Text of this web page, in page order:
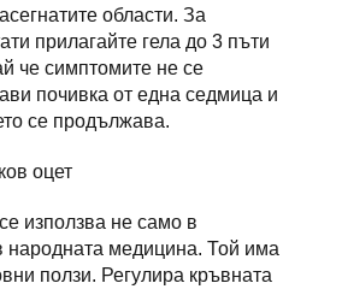
области. За
прилагайте гела до 3 пъти
че симптомите не се
почивка от една седмица и
се продължава.
оцет
използва не само в
народната медицина. Той има
ползи. Регулира кръвната